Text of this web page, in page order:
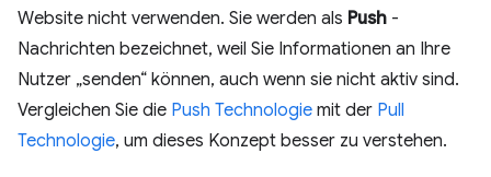
Website nicht verwenden. Sie werden als Push -
Nachrichten bezeichnet, weil Sie Informationen an Ihre
Nutzer „senden“ können, auch wenn sie nicht aktiv sind.
Vergleichen Sie die Push Technologie mit der Pull
Technologie, um dieses Konzept besser zu verstehen.